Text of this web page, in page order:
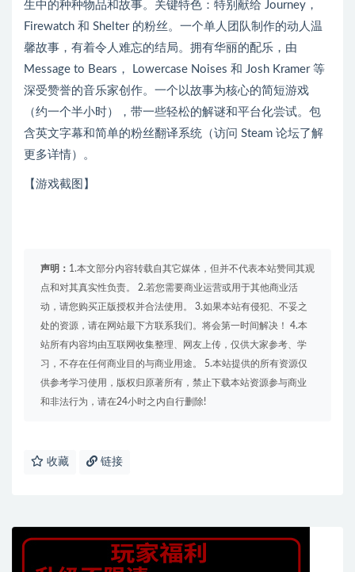
生中的种种物品和故事。关键特色：特别献给 Journey，
Firewatch 和 Shelter 的粉丝。一个单人团队制作的动人温
馨故事，有着令人难忘的结局。拥有华丽的配乐，由
Message to Bears， Lowercase Noises 和 Josh Kramer 等
深受赞誉的音乐家创作。一个以故事为核心的简短游戏
（约一个半小时），带一些轻松的解谜和平台化尝试。包
含英文字幕和简单的粉丝翻译系统（访问 Steam 论坛了解
更多详情）。
【游戏截图】
声明： 1.本文部分内容转载自其它媒体，但并不代表本站赞同其观
点和对其真实性负责。 2.若您需要商业运营或用于其他商业活
动，请您购买正版授权并合法使用。 3.如果本站有侵犯、不妥之
处的资源，请在网站最下方联系我们。将会第一时间解决！ 4.本
站所有内容均由互联网收集整理、网友上传，仅供大家参考、学
习，不存在任何商业目的与商业用途。 5.本站提供的所有资源仅
供参考学习使用，版权归原著所有，禁止下载本站资源参与商业
和非法行为，请在24小时之内自行删除!
收藏 链接